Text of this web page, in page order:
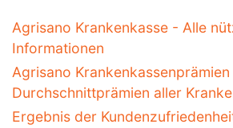
Agrisano Krankenkasse - Alle
Informationen
Agrisano
Durchschnittprämien aller
Ergebnis der